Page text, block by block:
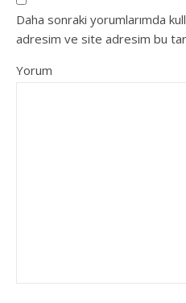
Daha sonraki yorumlarımda
adresim ve site adresim bu
Yorum